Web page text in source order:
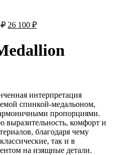
₽ 26 100 ₽
интерпретация
спинкой-медальоном,
пропорциями.
выразительность, комфорт и
благодаря чему
так и в
на изящные детали.